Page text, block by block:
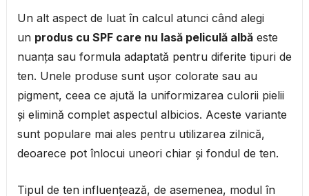
Un alt aspect de luat în calcul atunci când alegi
un produs cu SPF care nu lasă peliculă albăeste
nuanța sau formula adaptată pentru diferite tipuri de
ten. Unele produse sunt ușor colorate sau au
pigment, ceea ce ajută la uniformizarea culorii pielii
și elimină complet aspectul albicios. Aceste variante
sunt populare mai ales pentru utilizarea zilnică,
deoarece pot înlocui uneori chiar și fondul de ten.
Tipul de ten influențează, de asemenea, modul în